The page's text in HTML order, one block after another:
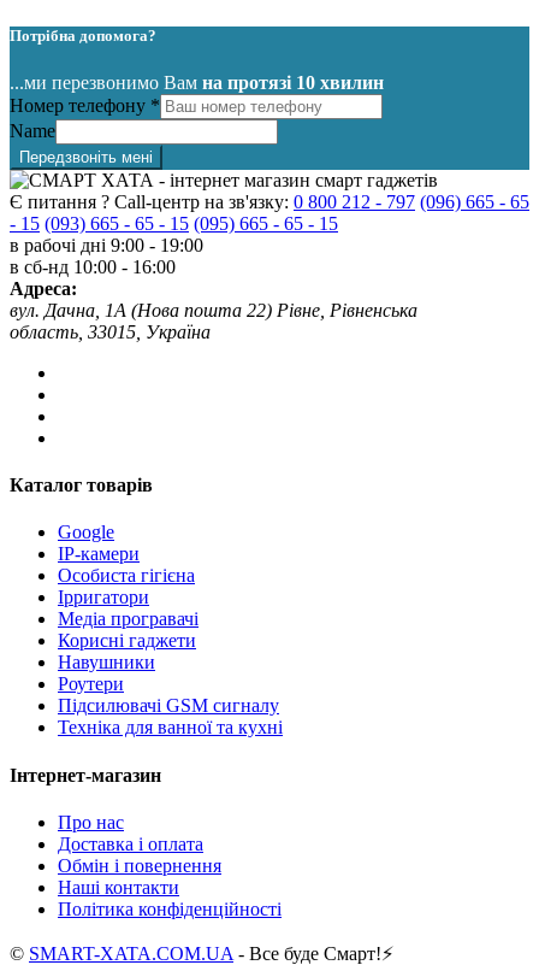
Потрібна допомога?
...ми перезвонимо Вам на протязі 10 хвилин
Номер телефону *
Name
Передзвоніть мені
Є питання ? Call-центр на зв'язку: 0 800 212 - 797 (096) 665 - 65
- 15 (093) 665 - 65 - 15 (095) 665 - 65 - 15
в рабочі дні 9:00 - 19:00
в сб-нд 10:00 - 16:00
Адреса:
вул. Дачна, 1А (Нова пошта 22) Рівне, Рівненська
область, 33015, Україна
Каталог товарів
Google
IP-камери
Особиста гігієна
Ірригатори
Медіа програвачі
Корисні гаджети
Навушники
Роутери
Підсилювачі GSM сигналу
Техніка для ванної та кухні
Інтернет-магазин
Про нас
Доставка і оплата
Обмін і повернення
Наші контакти
Політика конфіденційності
© SMART-XATA.COM.UA - Все буде Смарт!⚡️